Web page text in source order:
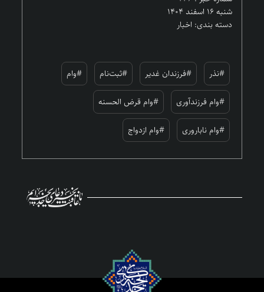
شنبه ۱۶ اسفند ۱۴۰۴
دسته بندی: اخبار
#نذر #فرزندان غدیر #ثبت‌نام #وام
#وام فرزندآوری #وام قرض الحسنه
#وام ناباروری #وام ازدواج